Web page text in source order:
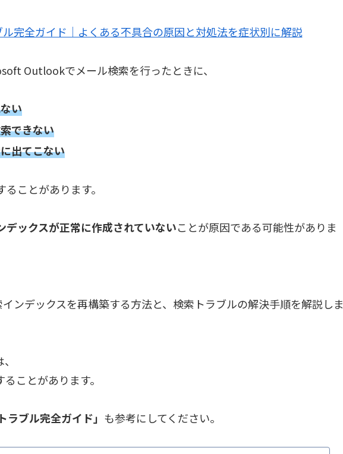
完全ガイド｜よくある不具合の原因と対処法を症状別に解説
Outlookでメール検索を行ったときに、
い
できない
出てこない
ことがあります。
デックスが正常に作成されていないことが原因である可能性がありま
ンデックスを再構築する方法と、検索トラブルの解決手順を解説しま
ことがあります。
ラブル完全ガイド」 も参考にしてください。